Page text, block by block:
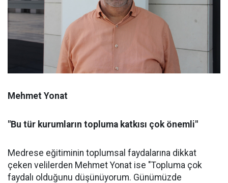
Mehmet Yonat
"Bu tür kurumların topluma katkısı çok önemli"
Medrese eğitiminin toplumsal faydalarına dikkat
çeken velilerden Mehmet Yonat ise "Topluma çok
faydalı olduğunu düşünüyorum. Günümüzde